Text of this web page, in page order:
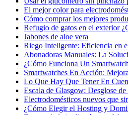
El mejor color para
Cómo comprar los mejores
Refugio de gatos en el exterior
Jabones de aloe vera
Riego Inteligente: Eficiencia en
Abonadoras Manuales: La
¿Cómo Funciona Un
Smartwatches En Acción:
Lo Que Hay Que Tener En
Escala de Glasgow: Desglose
Electrodomésticos nuevos que
¿Cómo Elegir el Hosting y